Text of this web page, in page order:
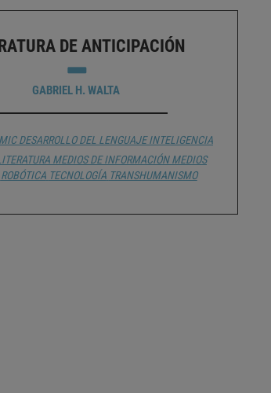
DE ANTICIPACIÓN
GABRIEL H. WALTA
DESARROLLO DEL LENGUAJE INTELIGENCIA
MEDIOS DE INFORMACIÓN MEDIOS
ROBÓTICA TECNOLOGÍA TRANSHUMANISMO